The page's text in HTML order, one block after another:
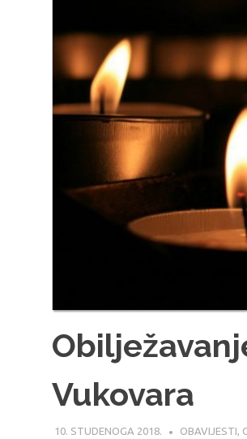
Vukovara
10. STUDENOGA 2018. MARIO
OBAVIJESTI,